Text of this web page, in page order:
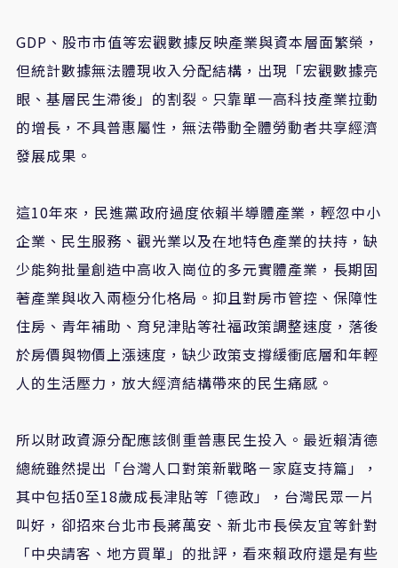
GDP 、股市市值等宏觀數據反映產業與資本層面繁榮，
但統計數據無法體現收入分配結構，出現「宏觀數據亮
眼、基層民生滯後」的割裂。只靠單一高科技產業拉動
的增長，不具普惠屬性，無法帶動全體勞動者共享經濟
發展成果。
這10年來，民進黨政府過度依賴半導體產業，輕忽中小
企業、民生服務、觀光業以及在地特色產業的扶持，缺
少能夠批量創造中高收入崗位的多元實體產業，長期固
著產業與收入兩極分化格局。抑且對房市管控、保障性
住房、青年補助、育兒津貼等社福政策調整速度，落後
於房價與物價上漲速度，缺少政策支撐緩衝底層和年輕
人的生活壓力，放大經濟結構帶來的民生痛感。
所以財政資源分配應該側重普惠民生投入。最近賴清德
總統雖然提出「台灣人口對策新戰略－家庭支持篇」，
其中包括0至18歲成長津貼等「德政」，台灣民眾一片
叫好，卻招來台北市長蔣萬安、新北市長侯友宜等針對
「中央請客、地方買單」的批評，看來賴政府還是有些